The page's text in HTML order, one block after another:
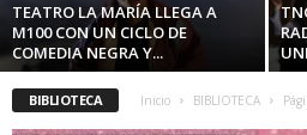
TEATRO LA MARÍA LLEGA A
M100 CON UN CICLO DE
COMEDIA NEGRA Y...
BIBLIOTECA Inicio BIBLIOTECA